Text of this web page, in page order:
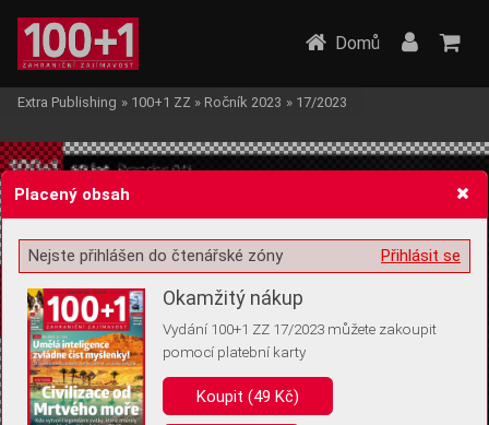
Žádost o souhlas s ukládáním volitelných informací
Pro základní fungování webu nepotřebujeme ukládat žádné informace
(tzv. cookies apod.). Rádi bychom vás ale požádali o souhlas s
Domů
Extra Publishing » 100+1 ZZ » Ročník 2023 » 17/2023
Placený obsah
Přihlásit se
Nejste přihlášen do čtenářské zóny
Okamžitý nákup
Vydání 100+1 ZZ 17/2023 můžete zakoupit
pomocí platební karty
Koupit (49 Kč)